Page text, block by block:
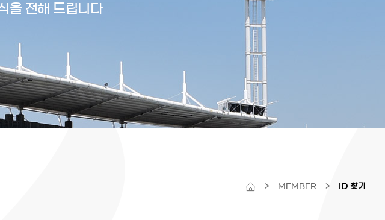
을 전해 드립니다
> MEMBER > ID 찾기